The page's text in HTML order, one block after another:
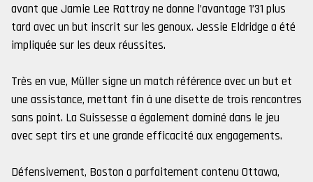
avant que Jamie Lee Rattray ne donne l’avantage 1’31 plus
tard avec un but inscrit sur les genoux. Jessie Eldridge a été
impliquée sur les deux réussites.
Très en vue, Müller signe un match référence avec un but et
une assistance, mettant fin à une disette de trois rencontres
sans point. La Suissesse a également dominé dans le jeu
avec sept tirs et une grande efficacité aux engagements.
Défensivement, Boston a parfaitement contenu Ottawa,